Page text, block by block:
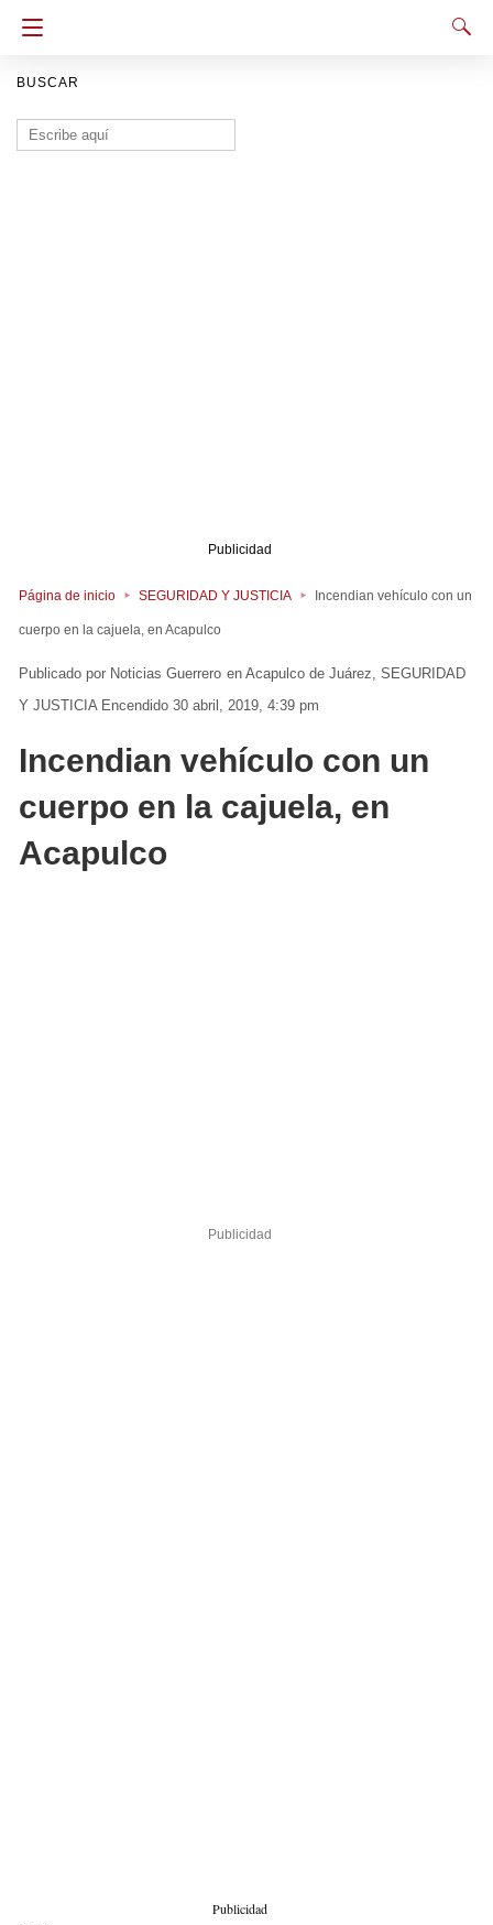
BUSCAR
Buscar:
Publicidad
Página de inicio SEGURIDAD Y JUSTICIA Incendian vehículo con un
cuerpo en la cajuela, en Acapulco
Noticias Guerrero en Acapulco de Juárez SEGURIDAD
Y JUSTICIA Encendido 30 abril, 2019, 4:39 pm
Incendian vehículo con un
cuerpo en la cajuela, en
Acapulco
Publicidad
Publicidad